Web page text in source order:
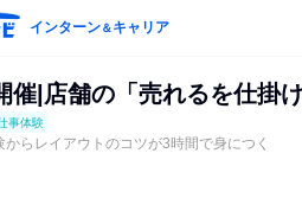
インターン＆キャリア
催|店舗の「売れるを仕掛
事体験
らレイアウトのコツが3時間で身につく